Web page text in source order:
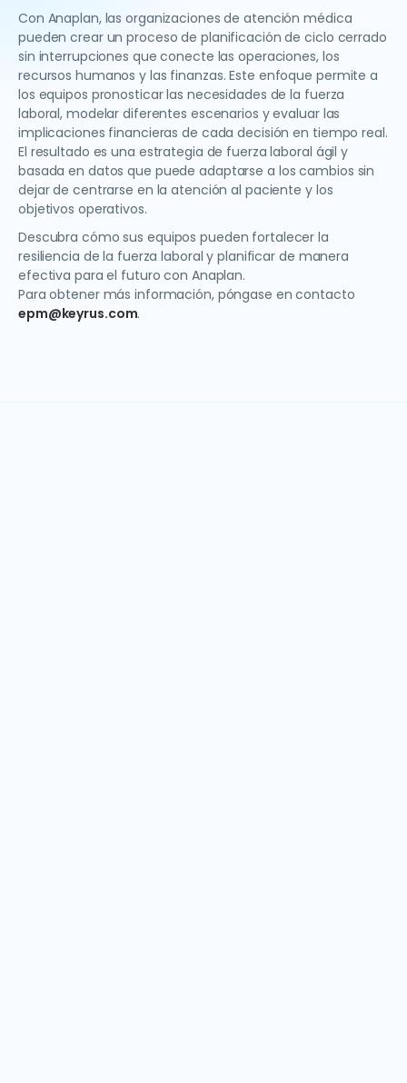
Con Anaplan, las organizaciones de atención médica
pueden crear un proceso de planificación de ciclo cerrado
sin interrupciones que conecte las operaciones, los
recursos humanos y las finanzas. Este enfoque permite a
los equipos pronosticar las necesidades de la fuerza
laboral, modelar diferentes escenarios y evaluar las
implicaciones financieras de cada decisión en tiempo real.
El resultado es una estrategia de fuerza laboral ágil y
basada en datos que puede adaptarse a los cambios sin
dejar de centrarse en la atención al paciente y los
objetivos operativos.
Descubra cómo sus equipos pueden fortalecer la
resiliencia de la fuerza laboral y planificar de manera
efectiva para el futuro con Anaplan.
Para obtener más información, póngase en contacto
epm@keyrus.com.